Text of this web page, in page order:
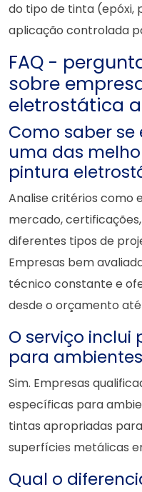
do tipo de tinta (epóxi,
aplicação controlada
FAQ -
sobre
eletrostática
Como saber
uma das
pintura
Analise critérios como
mercado,
diferentes tipos de
Empresas bem
técnico constante e
desde o orçamento
O serviço
para
Sim. Empresas
específicas para
tintas apropriadas
superfícies metálicas
Qual o